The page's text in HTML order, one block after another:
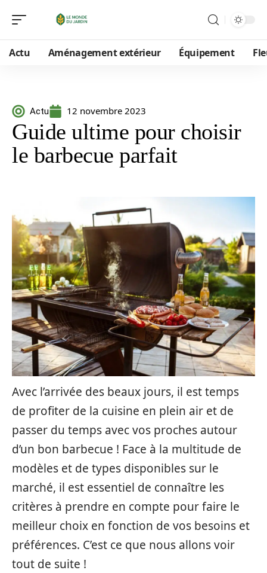
Actu Aménagement extérieur Équipement
Actu 12 novembre 2023
Guide ultime pour choisir
le barbecue parfait
Avec l’arrivée des beaux jours, il est temps
de profiter de la cuisine en plein air et de
passer du temps avec vos proches autour
d’un bon barbecue ! Face à la multitude de
modèles et de types disponibles sur le
marché, il est essentiel de connaître les
critères à prendre en compte pour faire le
meilleur choix en fonction de vos besoins et
préférences. C’est ce que nous allons voir
tout de suite !